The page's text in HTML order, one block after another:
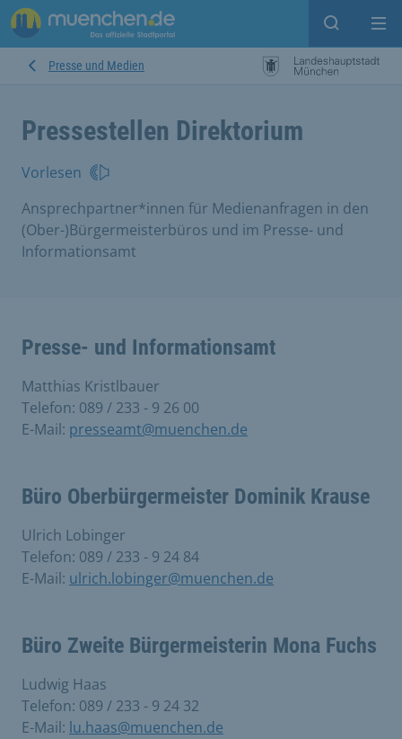
Suche
Presse und Medien
Pressestellen Direktorium
Vorlesen
Ansprechpartner*innen für Medienanfragen in den
(Ober-)Bürgermeisterbüros und im Presse- und
Informationsamt
Presse- und Informationsamt
Matthias Kristlbauer
Telefon: 089 / 233 - 9 26 00
E-Mail: presseamt@muenchen.de
Büro Oberbürgermeister Dominik Krause
Ulrich Lobinger
Telefon: 089 / 233 - 9 24 84
E-Mail: ulrich.lobinger@muenchen.de
Büro Zweite Bürgermeisterin Mona Fuchs
Ludwig Haas
Telefon: 089 / 233 - 9 24 32
E-Mail: lu.haas@muenchen.de